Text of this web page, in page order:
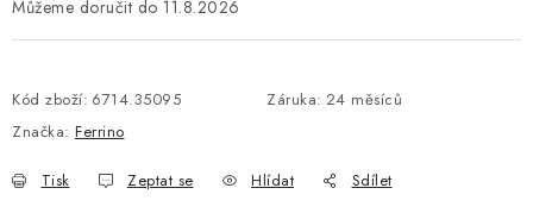
11.8.2026
Kód zboží: 6714.35095 Záruka: 24 měsíců
Značka: Ferrino
Tisk Zeptat se Hlídat Sdílet